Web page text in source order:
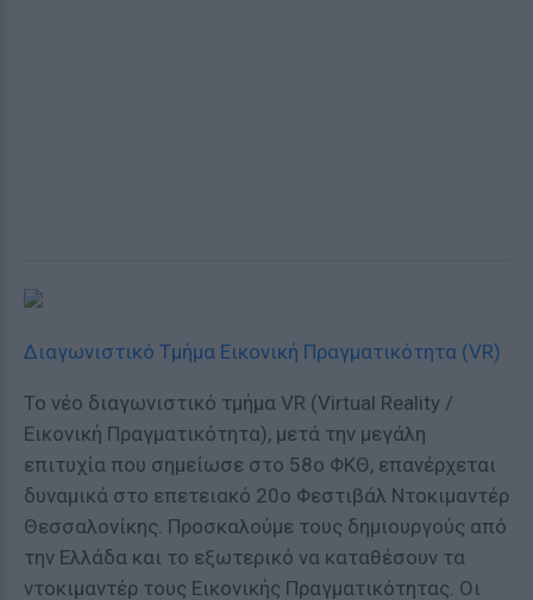
Διαγωνιστικό Τμήμα Εικονική Πραγματικότητα (VR)
Το νέο διαγωνιστικό τμήμα VR (Virtual Reality /
Εικονική Πραγματικότητα), μετά την μεγάλη
επιτυχία που σημείωσε στο 58ο ΦΚΘ, επανέρχεται
δυναμικά στο επετειακό 20ο Φεστιβάλ Ντοκιμαντέρ
Θεσσαλονίκης. Προσκαλούμε τους δημιουργούς από
την Ελλάδα και το εξωτερικό να καταθέσουν τα
ντοκιμαντέρ τους Εικονικής Πραγματικότητας. Οι